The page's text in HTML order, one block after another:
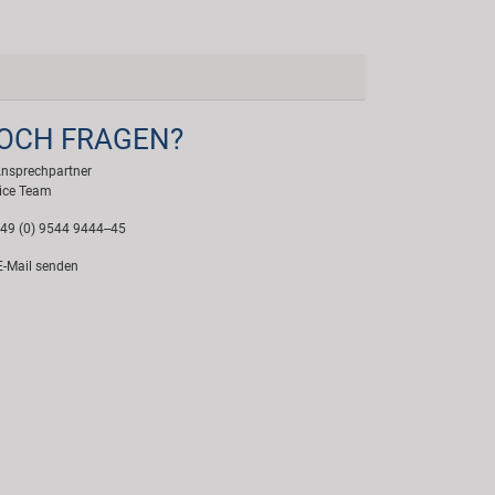
FRAGEN?
Team
(0) 9544 9444--45
Mail senden